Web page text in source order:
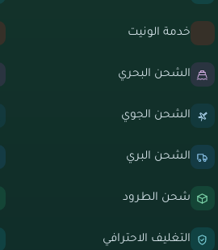
خدمة الونيت
الشحن البحري
الشحن الجوي
الشحن البري
شحن الطرود
التغليف الاحترافي